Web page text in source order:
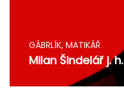
GÁBRLÍK, MATIKÁŘ
Milan Šindelář j. h.